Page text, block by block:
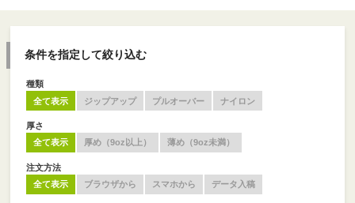
条件を指定して絞り込む
種類
全て表示
ジップアップ プルオーバー ナイロン
厚さ
全て表示
厚め（9oz以上） 薄め（9oz未満）
注文方法
全て表示
ブラウザから スマホから データ入稿